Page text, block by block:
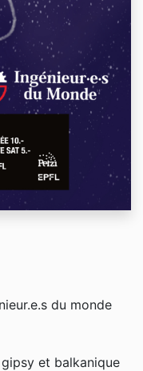
du monde
et balkanique